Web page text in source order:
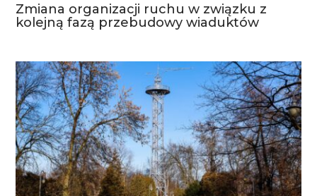
Zmiana organizacji ruchu w związku z
kolejną fazą przebudowy wiaduktów